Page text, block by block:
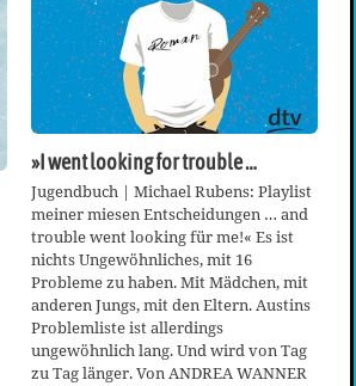
»I went looking for trouble …
Jugendbuch | Michael Rubens: Playlist
meiner miesen Entscheidungen … and
trouble went looking für me!« Es ist
nichts Ungewöhnliches, mit 16
Probleme zu haben. Mit Mädchen, mit
anderen Jungs, mit den Eltern. Austins
Problemliste ist allerdings
ungewöhnlich lang. Und wird von Tag
zu Tag länger. Von ANDREA WANNER